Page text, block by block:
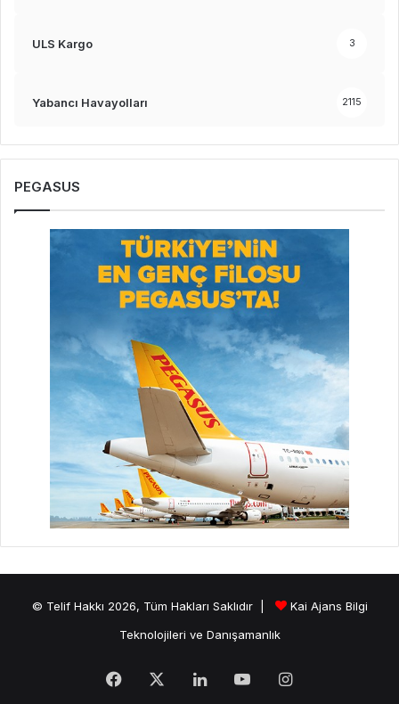
ULS Kargo 3
Yabancı Havayolları 2115
PEGASUS
© Telif Hakkı 2026, Tüm Hakları Saklıdır |
Kai Ajans Bilgi
Teknolojileri ve Danışamanlık
Facebook LinkedInYouTubeInstagram